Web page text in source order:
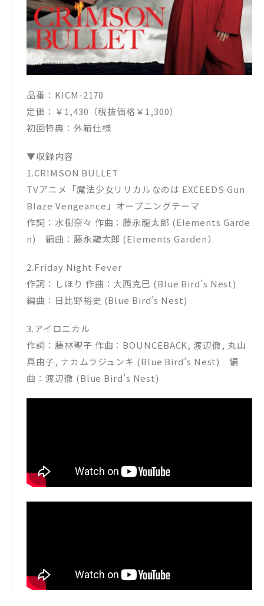
品番：KICM-2170
定価：￥1,430（税抜価格￥1,300）
初回特典：外箱仕様
▼収録内容
1.CRIMSON BULLET
TVアニメ「魔法少女リリカルなのは EXCEEDS Gun
Blaze Vengeance」オープニングテーマ
作詞：水樹奈々 作曲：藤永龍太郎 (Elements Garde
n) 編曲：藤永龍太郎 (Elements Garden）
2.Friday Night Fever
作詞：しほり 作曲：大西克巳 (Blue Bird’s Nest)
編曲：日比野裕史 (Blue Bird’s Nest)
3.アイロニカル
作詞：藤林聖子 作曲：BOUNCEBACK, 渡辺徹, 丸山
真由子, ナカムラジュンキ (Blue Bird’s Nest) 編
曲：渡辺徹 (Blue Bird’s Nest)